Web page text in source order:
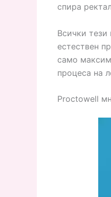
спира
Всички тези
естествен
само
процеса на
Proctowell